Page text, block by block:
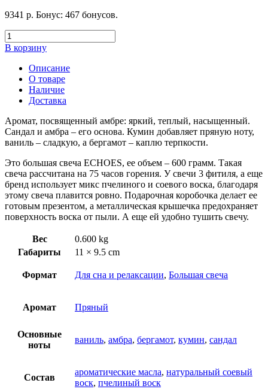
9341 р. Бонус: 467 бонусов.
В корзину
Описание
О товаре
Наличие
Доставка
Аромат, посвященный амбре: яркий, теплый, насыщенный.
Сандал и амбра – его основа. Кумин добавляет пряную ноту,
ваниль – сладкую, а бергамот – каплю терпкости.
Это большая свеча ECHOES, ее объем – 600 грамм. Такая
свеча рассчитана на 75 часов горения. У свечи 3 фитиля, а еще
бренд использует микс пчелиного и соевого воска, благодаря
этому свеча плавится ровно. Подарочная коробочка делает ее
готовым презентом, а металлическая крышечка предохраняет
поверхность воска от пыли. А еще ей удобно тушить свечу.
Вес
0.600 kg
Габариты
11 × 9.5 cm
Формат Для сна и релаксации, Большая свеча
Аромат Пряный
Основные
ноты
ваниль, амбра, бергамот, кумин, сандал
Состав
ароматические масла, натуральный соевый
воск, пчелиный воск